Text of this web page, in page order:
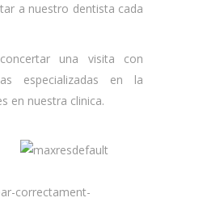
a nuestro dentista cada
una visita con
especializadas en la
en nuestra clinica.